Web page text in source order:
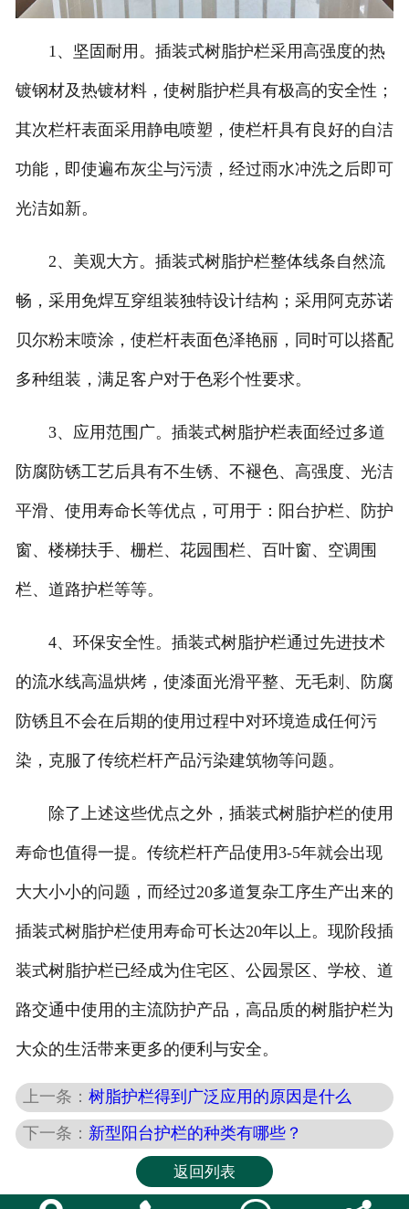
1、坚固耐用。插装式树脂护栏采用高强度的热
镀钢材及热镀材料，使树脂护栏具有极高的安全性；
其次栏杆表面采用静电喷塑，使栏杆具有良好的自洁
功能，即使遍布灰尘与污渍，经过雨水冲洗之后即可
光洁如新。
2、美观大方。插装式树脂护栏整体线条自然流
畅，采用免焊互穿组装独特设计结构；采用阿克苏诺
贝尔粉末喷涂，使栏杆表面色泽艳丽，同时可以搭配
多种组装，满足客户对于色彩个性要求。
3、应用范围广。插装式树脂护栏表面经过多道
防腐防锈工艺后具有不生锈、不褪色、高强度、光洁
平滑、使用寿命长等优点，可用于：阳台护栏、防护
窗、楼梯扶手、栅栏、花园围栏、百叶窗、空调围
栏、道路护栏等等。
4、环保安全性。插装式树脂护栏通过先进技术
的流水线高温烘烤，使漆面光滑平整、无毛刺、防腐
防锈且不会在后期的使用过程中对环境造成任何污
染，克服了传统栏杆产品污染建筑物等问题。
除了上述这些优点之外，插装式树脂护栏的使用
寿命也值得一提。传统栏杆产品使用3-5年就会出现
大大小小的问题，而经过20多道复杂工序生产出来的
插装式树脂护栏使用寿命可长达20年以上。现阶段插
装式树脂护栏已经成为住宅区、公园景区、学校、道
路交通中使用的主流防护产品，高品质的树脂护栏为
大众的生活带来更多的便利与安全。
上一条：树脂护栏得到广泛应用的原因是什么
下一条： 新型阳台护栏的种类有哪些？
返回列表